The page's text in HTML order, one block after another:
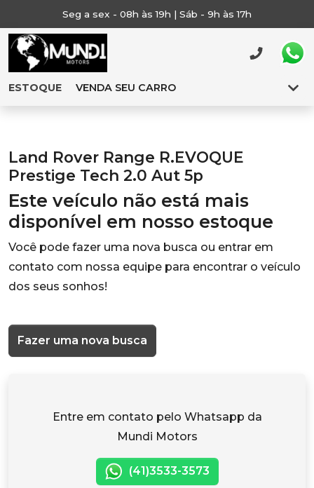
Seg a sex - 08h às 19h | Sáb - 9h às 17h
ESTOQUE VENDA SEU CARRO
Land Rover Range R.EVOQUE
Prestige Tech 2.0 Aut 5p
Este veículo não está mais
disponível em nosso estoque
Você pode fazer uma nova busca ou entrar em
contato com nossa equipe para encontrar o veículo
dos seus sonhos!
Fazer uma nova busca
Entre em contato pelo Whatsapp da
Mundi Motors
(41)3533-3573